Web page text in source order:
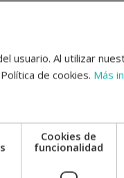
usuario. Al utilizar
de cookies. Más
Cookies de
funcionalidad